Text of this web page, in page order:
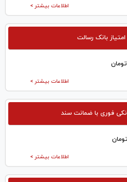
اطلاعات بیشتر >
امتیاز بانک رسالت
تومان
اطلاعات بیشتر >
فوری با ضمانت سند
اطلاعات بیشتر >